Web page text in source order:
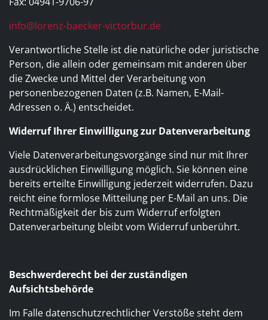
info@lorenz-baecker-victorbur.de
Verantwortliche Stelle ist die natürliche oder juristische
Person, die allein oder gemeinsam mit anderen über
die Zwecke und Mittel der Verarbeitung von
personenbezogenen Daten (z.B. Namen, E-Mail-
Adressen o. Ä.) entscheidet.
Widerruf Ihrer Einwilligung zur Datenverarbeitung
Viele Datenverarbeitungsvorgänge sind nur mit Ihrer
ausdrücklichen Einwilligung möglich. Sie können eine
bereits erteilte Einwilligung jederzeit widerrufen. Dazu
reicht eine formlose Mitteilung per E-Mail an uns. Die
Rechtmäßigkeit der bis zum Widerruf erfolgten
Datenverarbeitung bleibt vom Widerruf unberührt.
Beschwerderecht bei der zuständigen
Aufsichtsbehörde
Im Falle datenschutzrechtlicher Verstöße steht dem